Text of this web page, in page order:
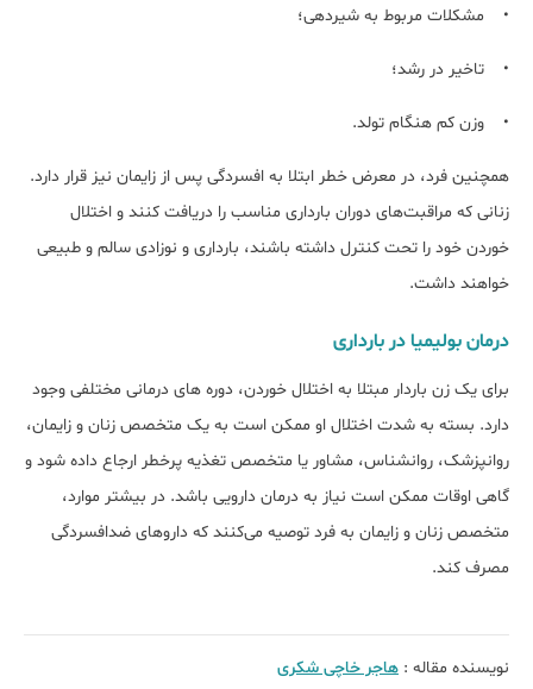
• مشکلات مربوط به شیردهی؛
• تاخیر در رشد؛
• وزن کم هنگام تولد.
همچنین فرد، در معرض خطر ابتلا به افسردگی پس از زایمان نیز قرار دارد.
زنانی که مراقبت‌های دوران بارداری مناسب را دریافت کنند و اختلال
خوردن خود را تحت کنترل داشته باشند، بارداری و نوزادی سالم و طبیعی
خواهند داشت.
درمان بولیمیا در بارداری
برای یک زن باردار مبتلا به اختلال خوردن، دوره های درمانی مختلفی وجود
دارد. بسته به شدت اختلال او ممکن است به یک متخصص زنان و زایمان،
روانپزشک، روانشناس، مشاور یا متخصص تغذیه پرخطر ارجاع داده شود و
گاهی اوقات ممکن است نیاز به درمان دارویی باشد. در بیشتر موارد،
متخصص زنان و زایمان به فرد توصیه می‌کنند که داروهای ضدافسردگی
مصرف کند.
نویسنده مقاله : هاجر خاچی شکری